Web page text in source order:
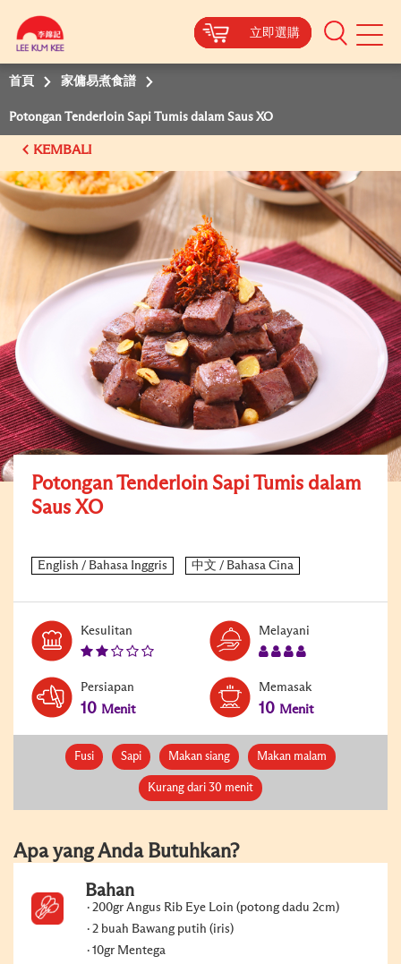
立即選購
Mobile
立即選購
立即選購
立即選購
首頁 家傭易煮食譜
Potongan Tenderloin Sapi Tumis dalam Saus XO
KEMBALI
Potongan Tenderloin Sapi Tumis dalam
Saus XO
Kesulitan Melayani
Persiapan
10 Menit
Memasak
10 Menit
Fusi Sapi Makan siang Makan malam
Kurang dari 30 menit
Apa yang Anda Butuhkan?
Bahan
200gr Angus Rib Eye Loin (potong dadu 2cm)
2 buah Bawang putih (iris)
10gr Mentega